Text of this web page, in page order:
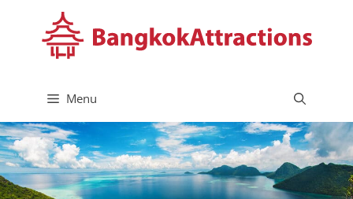
content
Menu